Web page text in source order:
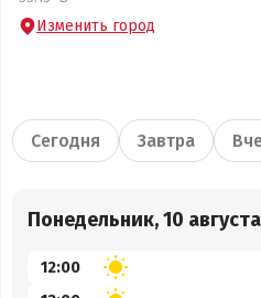
Изменить город
Сегодня Завтра
Понедельник, 10 августа
12:00